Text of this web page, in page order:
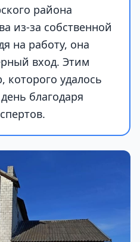
района
из-за собственной
на работу, она
вход. Этим
которого удалось
благодаря